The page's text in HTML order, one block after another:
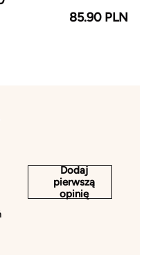
85.90 PLN
Dodaj
pierwszą
opinię